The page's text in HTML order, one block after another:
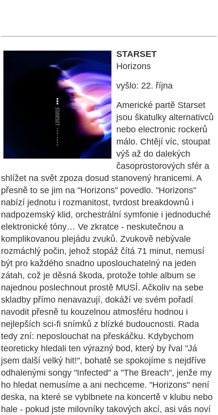
STARSET
Horizons
vyšlo: 22. října
Americké partě Starset
jsou škatulky alternativců
nebo electronic rockerů
málo. Chtějí víc, stoupat
výš až do dalekých
časoprostorových sfér a
shlížet na svět zpoza dosud stanovený hranicemi. A
přesně to se jim na "Horizons" povedlo. "Horizons"
nabízí jednotu i rozmanitost, tvrdost breakdownů i
nadpozemský klid, orchestrální symfonie i jednoduché
elektronické tóny… Ve zkratce - neskutečnou a
komplikovanou plejádu zvuků. Zvukově nebývale
rozmáchlý počin, jehož stopáž čítá 71 minut, nemusí
být pro každého snadno uposlouchatelný na jeden
zátah, což je děsná škoda, protože tohle album se
najednou poslechnout prostě MUSÍ. Ačkoliv na sebe
skladby přímo nenavazují, dokáží ve svém pořadí
navodit přesně tu kouzelnou atmosféru hodnou i
nejlepších sci-fi snímků z blízké budoucnosti. Rada
tedy zní: neposlouchat na přeskáčku. Kdybychom
teoreticky hledali ten výrazný bod, který by řval "Já
jsem další velký hit!", bohatě se spokojíme s nejdříve
odhalenými songy "Infected" a "The Breach", jenže my
ho hledat nemusíme a ani nechceme. "Horizons" není
deska, na které se vyblbnete na koncertě v klubu nebo
hale - pokud jste milovníky takových akcí, asi vás noví